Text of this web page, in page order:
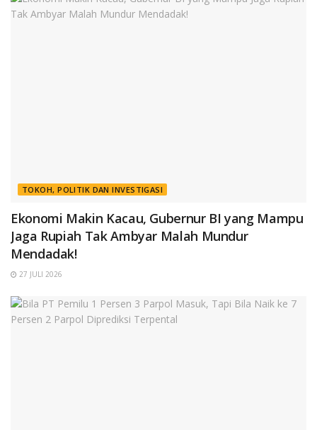
TOKOH, POLITIK DAN INVESTIGASI
Ekonomi Makin Kacau, Gubernur BI yang Mampu
Jaga Rupiah Tak Ambyar Malah Mundur
Mendadak!
27 JULI 2026